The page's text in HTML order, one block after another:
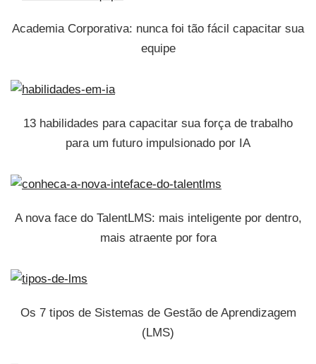
Academia Corporativa: nunca foi tão fácil capacitar sua
equipe
13 habilidades para capacitar sua força de trabalho
para um futuro impulsionado por IA
A nova face do TalentLMS: mais inteligente por dentro,
mais atraente por fora
Os 7 tipos de Sistemas de Gestão de Aprendizagem
(LMS)